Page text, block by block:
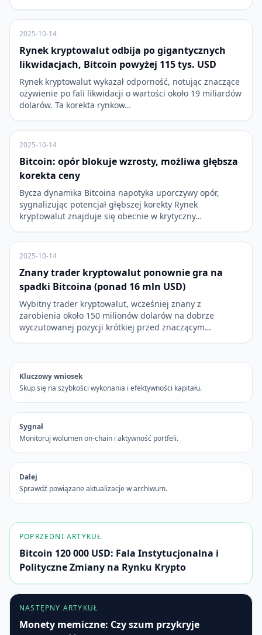
2025-10-14
Rynek kryptowalut odbija po gigantycznych
likwidacjach, Bitcoin powyżej 115 tys. USD
Rynek kryptowalut wykazał odporność, notując znaczące
ożywienie po fali likwidacji o wartości około 19 miliardów
dolarów. Ta korekta rynkow…
2025-10-14
Bitcoin: opór blokuje wzrosty, możliwa głębsza
korekta ceny
Bycza dynamika Bitcoina napotyka uporczywy opór,
sygnalizując potencjał głębszej korekty Rynek
kryptowalut znajduje się obecnie w krytyczny…
2025-10-14
Znany trader kryptowalut ponownie gra na
spadki Bitcoina (ponad 16 mln USD)
Wybitny trader kryptowalut, wcześniej znany z
zarobienia około 150 milionów dolarów na dobrze
wyczutowanej pozycji krótkiej przed znaczącym…
Kluczowy wniosek
Skup się na szybkości wykonania i efektywności kapitału.
Sygnał
Monitoruj wolumen on-chain i aktywność portfeli.
Dalej
Sprawdź powiązane aktualizacje w archiwum.
POPRZEDNI ARTYKUŁ
Bitcoin 120 000 USD: Fala Instytucjonalna i
Polityczne Zmiany na Rynku Krypto
NASTĘPNY ARTYKUŁ
Monety memiczne: Czy szum przykryje